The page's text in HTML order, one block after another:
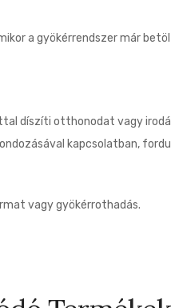
a gyökérrendszer már
díszíti otthonodat vagy
kapcsolatban,
vagy gyökérrothadás.